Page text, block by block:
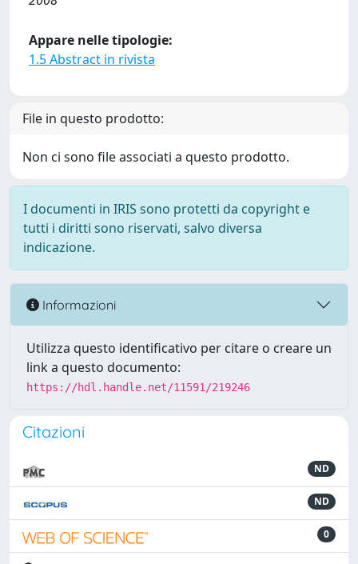
Appare nelle tipologie:
1.5 Abstract in rivista
File in questo prodotto:
Non ci sono file associati a questo prodotto.
I documenti in IRIS sono protetti da copyright e
tutti i diritti sono riservati, salvo diversa
indicazione.
Informazioni
Utilizza questo identificativo per citare o creare un
link a questo documento:
https://hdl.handle.net/11591/219246
Citazioni
ND
ND
0